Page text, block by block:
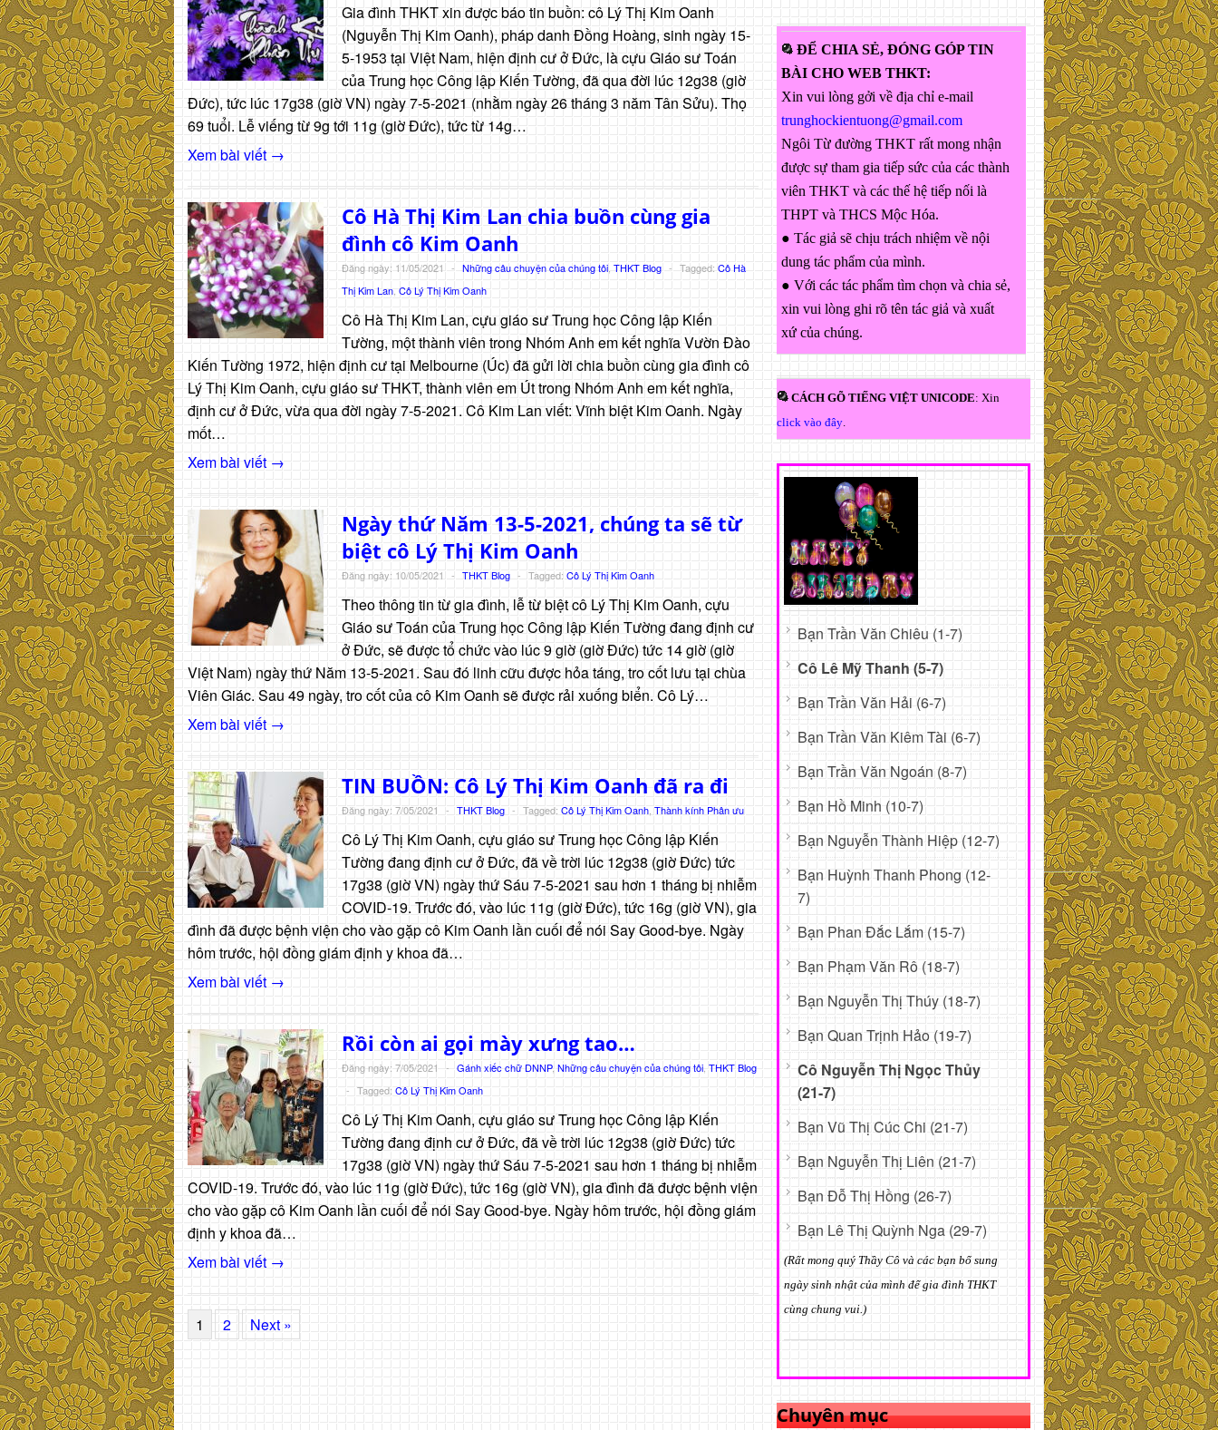
Gia đình THKT xin được báo tin buồn: cô Lý Thị Kim Oanh
(Nguyễn Thị Kim Oanh), pháp danh Đồng Hoàng, sinh ngày 15-
5-1953 tại Việt Nam, hiện định cư ở Đức, là cựu Giáo sư Toán
của Trung học Công lập Kiến Tường, đã qua đời lúc 12g38 (giờ
Đức), tức lúc 17g38 (giờ VN) ngày 7-5-2021 (nhằm ngày 26 tháng 3 năm Tân Sửu). Thọ
69 tuổi. Lễ viếng từ 9g tới 11g (giờ Đức), tức từ 14g…
Xem bài viết →
Cô Hà Thị Kim Lan chia buồn cùng gia
đình cô Kim Oanh
Đăng ngày: 11/05/2021 - Những câu chuyện của chúng tôi THKT Blog - Tagged: Cô Hà
Thị Kim Lan Cô Lý Thị Kim Oanh
Cô Hà Thị Kim Lan, cựu giáo sư Trung học Công lập Kiến
Tường, một thành viên trong Nhóm Anh em kết nghĩa Vườn Đào
Kiến Tường 1972, hiện định cư tại Melbourne (Úc) đã gửi lời chia buồn cùng gia đình cô
Lý Thị Kim Oanh, cựu giáo sư THKT, thành viên em Út trong Nhóm Anh em kết nghĩa,
định cư ở Đức, vừa qua đời ngày 7-5-2021. Cô Kim Lan viết: Vĩnh biệt Kim Oanh. Ngày
mốt…
Xem bài viết →
Ngày thứ Năm 13-5-2021, chúng ta sẽ từ
biệt cô Lý Thị Kim Oanh
Đăng ngày: 10/05/2021 - THKT Blog - Tagged:Cô Lý Thị Kim Oanh
Theo thông tin từ gia đình, lễ từ biệt cô Lý Thị Kim Oanh, cựu
Giáo sư Toán của Trung học Công lập Kiến Tường đang định cư
ở Đức, sẽ được tổ chức vào lúc 9 giờ (giờ Đức) tức 14 giờ (giờ
Việt Nam) ngày thứ Năm 13-5-2021. Sau đó linh cữu được hỏa táng, tro cốt lưu tại chùa
Viên Giác. Sau 49 ngày, tro cốt của cô Kim Oanh sẽ được rải xuống biển. Cô Lý…
Xem bài viết →
TIN BUỒN: Cô Lý Thị Kim Oanh đã ra đi
Đăng ngày: 7/05/2021 - THKT Blog - Tagged: Cô Lý Thị Kim Oanh Thành kính Phân ưu
Cô Lý Thị Kim Oanh, cựu giáo sư Trung học Công lập Kiến
Tường đang định cư ở Đức, đã về trời lúc 12g38 (giờ Đức) tức
17g38 (giờ VN) ngày thứ Sáu 7-5-2021 sau hơn 1 tháng bị nhiễm
COVID-19. Trước đó, vào lúc 11g (giờ Đức), tức 16g (giờ VN), gia
đình đã được bệnh viện cho vào gặp cô Kim Oanh lần cuối để nói Say Good-bye. Ngày
hôm trước, hội đồng giám định y khoa đã…
Xem bài viết →
Rồi còn ai gọi mày xưng tao…
Đăng ngày: 7/05/2021 - Gánh xiếc chữ DNNP, Những câu chuyện của chúng tôi THKT Blog
- Tagged: Cô Lý Thị Kim Oanh
Cô Lý Thị Kim Oanh, cựu giáo sư Trung học Công lập Kiến
Tường đang định cư ở Đức, đã về trời lúc 12g38 (giờ Đức) tức
17g38 (giờ VN) ngày thứ Sáu 7-5-2021 sau hơn 1 tháng bị nhiễm
COVID-19. Trước đó, vào lúc 11g (giờ Đức), tức 16g (giờ VN), gia đình đã được bệnh viện
cho vào gặp cô Kim Oanh lần cuối để nói Say Good-bye. Ngày hôm trước, hội đồng giám
định y khoa đã…
Xem bài viết →
1 2 Next »
ĐỂ CHIA SẺ, ĐÓNG GÓP TIN
BÀI CHO WEB THKT:
Xin vui lòng gởi về địa chỉ e-mail
trunghockientuong@gmail.com
Ngôi Từ đường THKT rất mong nhận
được sự tham gia tiếp sức của các thành
viên THKT và các thế hệ tiếp nối là
THPT và THCS Mộc Hóa.
● Tác giả sẽ chịu trách nhiệm về nội
dung tác phẩm của mình.
● Với các tác phẩm tìm chọn và chia sẻ,
xin vui lòng ghi rõ tên tác giả và xuất
xứ của chúng.
CÁCH GÕ TIẾNG VIỆT UNICODE: Xin
click vào đây
Bạn Trần Văn Chiêu (1-7)
Cô Lê Mỹ Thanh (5-7)
Bạn Trần Văn Hải (6-7)
Bạn Trần Văn Kiêm Tài (6-7)
Bạn Trần Văn Ngoán (8-7)
Bạn Hồ Minh (10-7)
Bạn Nguyễn Thành Hiệp (12-7)
Bạn Huỳnh Thanh Phong (12-
7)
Bạn Phan Đắc Lắm (15-7)
Bạn Phạm Văn Rô (18-7)
Bạn Nguyễn Thị Thúy (18-7)
Bạn Quan Trịnh Hảo (19-7)
Cô Nguyễn Thị Ngọc Thủy
(21-7)
Bạn Vũ Thị Cúc Chi (21-7)
Bạn Nguyễn Thị Liên (21-7)
Bạn Đỗ Thị Hồng (26-7)
Bạn Lê Thị Quỳnh Nga (29-7)
(Rất mong quý Thầy Cô và các bạn bổ sung
ngày sinh nhật của mình để gia đình THKT
cùng chung vui.)
Chuyên mục